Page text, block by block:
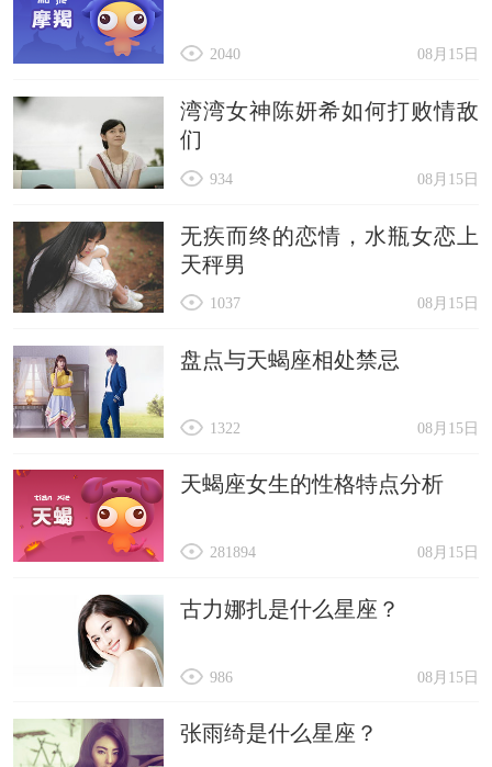
08月15日
2040
湾湾女神陈妍希如何打败情敌
们
08月15日
934
无疾而终的恋情，水瓶女恋上
天秤男
08月15日
1037
盘点与天蝎座相处禁忌
08月15日
1322
天蝎座女生的性格特点分析
08月15日
281894
古力娜扎是什么星座？
08月15日
986
张雨绮是什么星座？